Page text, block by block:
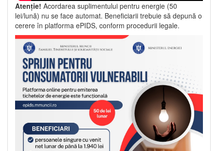
Atenție! Acordarea suplimentului pentru energie (50
lei/lună) nu se face automat. Beneficiarii trebuie să depună o
cerere în platforma ePIDS, conform procedurii legale.